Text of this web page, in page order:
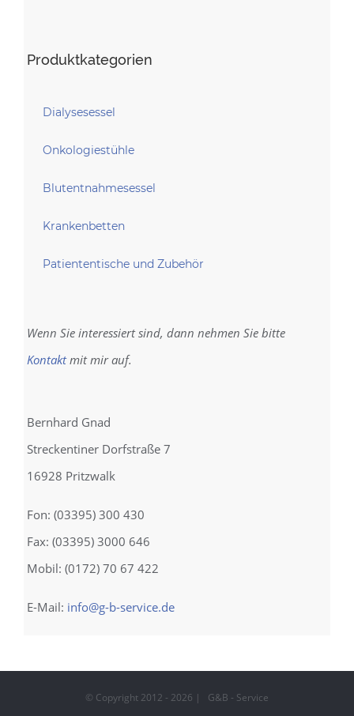
Produktkategorien
Dialysesessel
Onkologiestühle
Blutentnahmesessel
Krankenbetten
Patiententische und Zubehör
Wenn Sie interessiert sind, dann nehmen Sie bitte
Kontaktmit mir auf.
Bernhard Gnad
Streckentiner Dorfstraße 7
16928 Pritzwalk
Fon: (03395) 300 430
Fax: (03395) 3000 646
Mobil: (0172) 70 67 422
E-Mail: info@g-b-service.de
© Copyright 2012 - 2026 | G&B - Service